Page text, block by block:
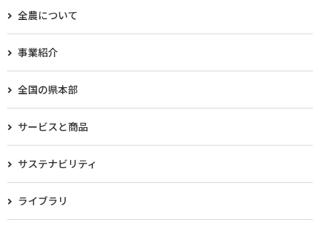
全農について
事業紹介
全国の県本部
サービスと商品
サステナビリティ
ライブラリ